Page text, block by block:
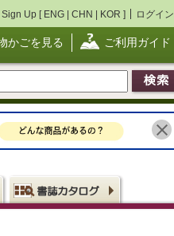
Sign Up [ ENG | CHN | KOR ] ログイン
かごを見る ご利用ガイド